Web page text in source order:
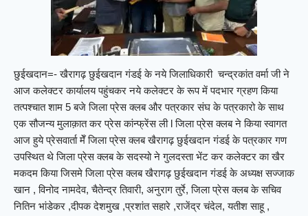
छुईखदान=- खैरागढ़ छुईखदान गंडई के नये जिलाधिकारी चन्द्रकांत वर्मा जी ने
आज कलेक्टर कार्यालय पहुंचकर नये कलेक्टर के रूप में पदभार ग्रहण किया
तत्पश्चात शाम 5 बजे जिला प्रेस क्लब और पत्रकार संघ के पत्रकारो के साथ
एक सौजन्य मुलाक़ात कर प्रेस कांन्फ्रेंस ली l जिला प्रेस क्लब ने किया स्वागत
आज हुये प्रेसवार्ता मेँ जिला प्रेस क्लब खैरागढ़ छुईखदान गंडई के पत्रकार गण
उपस्थित थे जिला प्रेस क्लब के सदस्यो ने गुलदस्ता भेंट कर कलेक्टर का खैर
मकदम किया जिसमे जिला प्रेस क्लब खैरागढ़ छुईखदान गंडई के अध्यक्ष सज्जाक
खान , विनोद नामदेव, चैतेन्द्र तिवारी, अनुराग तुर्रे, जिला प्रेस क्लब के सचिव
नितिन भांडेकर ,दीपक देशमुख ,प्रशांत सहारे ,राजेंद्र चंदेल, यतीश साहू ,